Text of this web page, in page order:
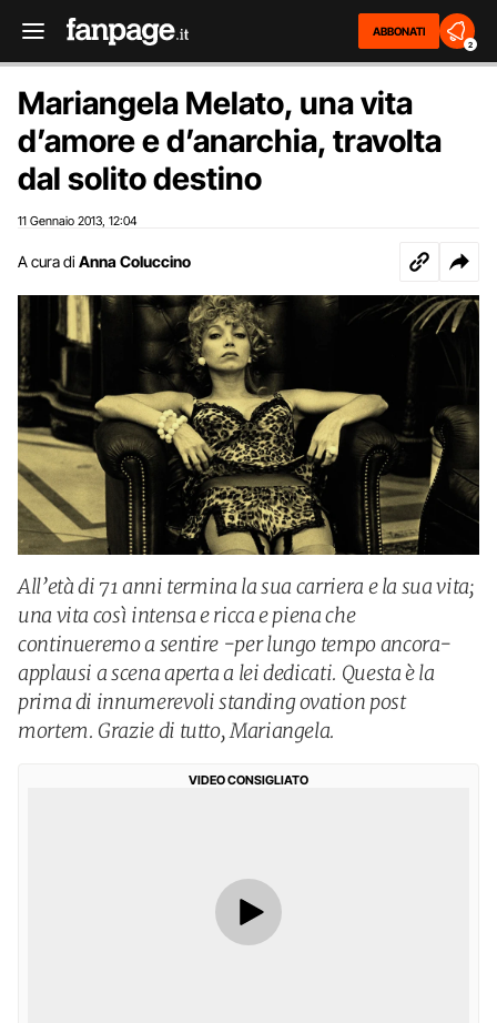
ABBONATI
2
Mariangela Melato, una vita
d’amore e d’anarchia, travolta
dal solito destino
11 Gennaio 2013 12:04
A cura di Anna Coluccino
All’età di 71 anni termina la sua carriera e la sua vita;
una vita così intensa e ricca e piena che
continueremo a sentire -per lungo tempo ancora-
applausi a scena aperta a lei dedicati. Questa è la
prima di innumerevoli standing ovation post
mortem. Grazie di tutto, Mariangela.
VIDEO CONSIGLIATO